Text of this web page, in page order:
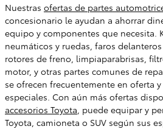
Nuestras ofertas de partes
concesionario le ayudan a ahorrar
equipo y componentes que necesita.
neumáticos y ruedas, faros
rotores de freno, limpiaparabrisas,
motor, y otras partes comunes de
se ofrecen frecuentemente en oferta
especiales. Con aún más ofertas
accesorios Toyota , puede equipar y
Toyota, camioneta o SUV según sus